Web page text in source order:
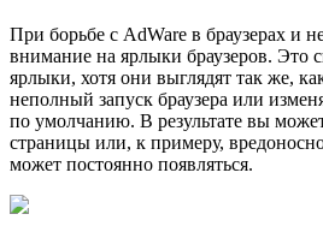
При борьбе с AdWare в браузерах и
внимание на ярлыки браузеров. Это
ярлыки, хотя они выглядят так же,
неполный запуск браузера или
по умолчанию. В результате вы
страницы или, к примеру,
может постоянно появляться.